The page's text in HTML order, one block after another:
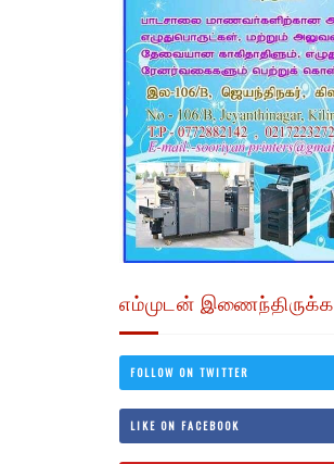
எம்முடன் இணைந்திருக்க
FOLLOW ON TWITTER
LIKE ON FACEBOOK